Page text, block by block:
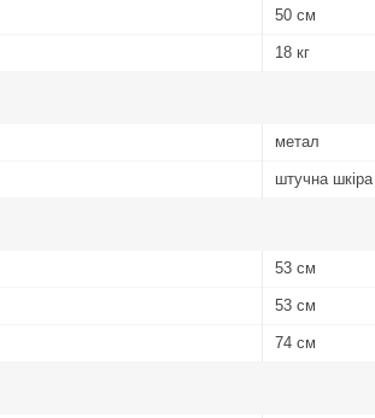
50 см
18 кг
метал
штучна шкіра
53 см
53 см
74 см